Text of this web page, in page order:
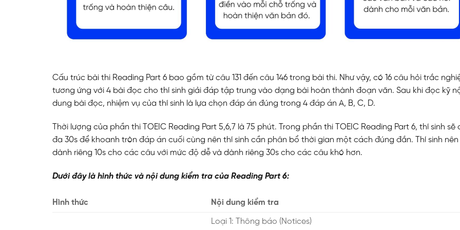
Cấu trúc bài thi Reading Part 6 bao gồm từ câu 131 đến câu 146 trong bài thi. Như vậy, có 16 câu hỏi trắc
tương ứng với 4 bài đọc cho thí sinh giải đáp tập trung vào dạng bài hoàn thành đoạn văn. Sau khi đọc kỹ
dung bài đọc, nhiệm vụ của thí sinh là lựa chọn đáp án đúng trong 4 đáp án A, B, C, D.
Thời lượng của phần thi TOEIC Reading Part 5,6,7 là 75 phút. Trong phần thi TOEIC Reading Part 6, thí sinh sẽ
đa 30s để khoanh tròn đáp án cuối cùng nên thí sinh cần phân bổ thời gian một cách đúng đắn. Thí sinh nên
dành riêng 10s cho các câu với mức độ dễ và dành riêng 30s cho các câu khó hơn.
Dưới đây là hình thức và nội dung kiểm tra của Reading Part 6:
Hình thức Nội dung kiểm tra
Loại 1: Thông báo (Notices)